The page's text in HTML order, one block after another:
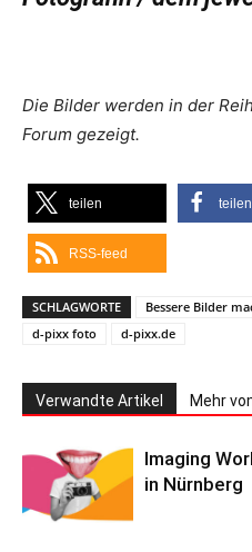
Die Bilder werden in der
Forum gezeigt.
teilen teilen
RSS-feed
SCHLAGWORTE Bessere Bilder
d-pixx foto
d-pixx.de
Verwandte Artikel Mehr
Imaging
in Nürnberg